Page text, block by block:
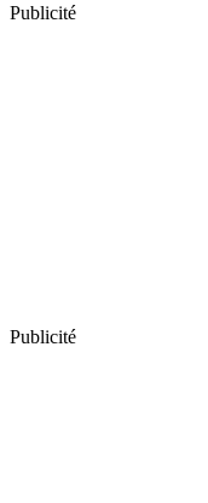
Publicité
Publicité